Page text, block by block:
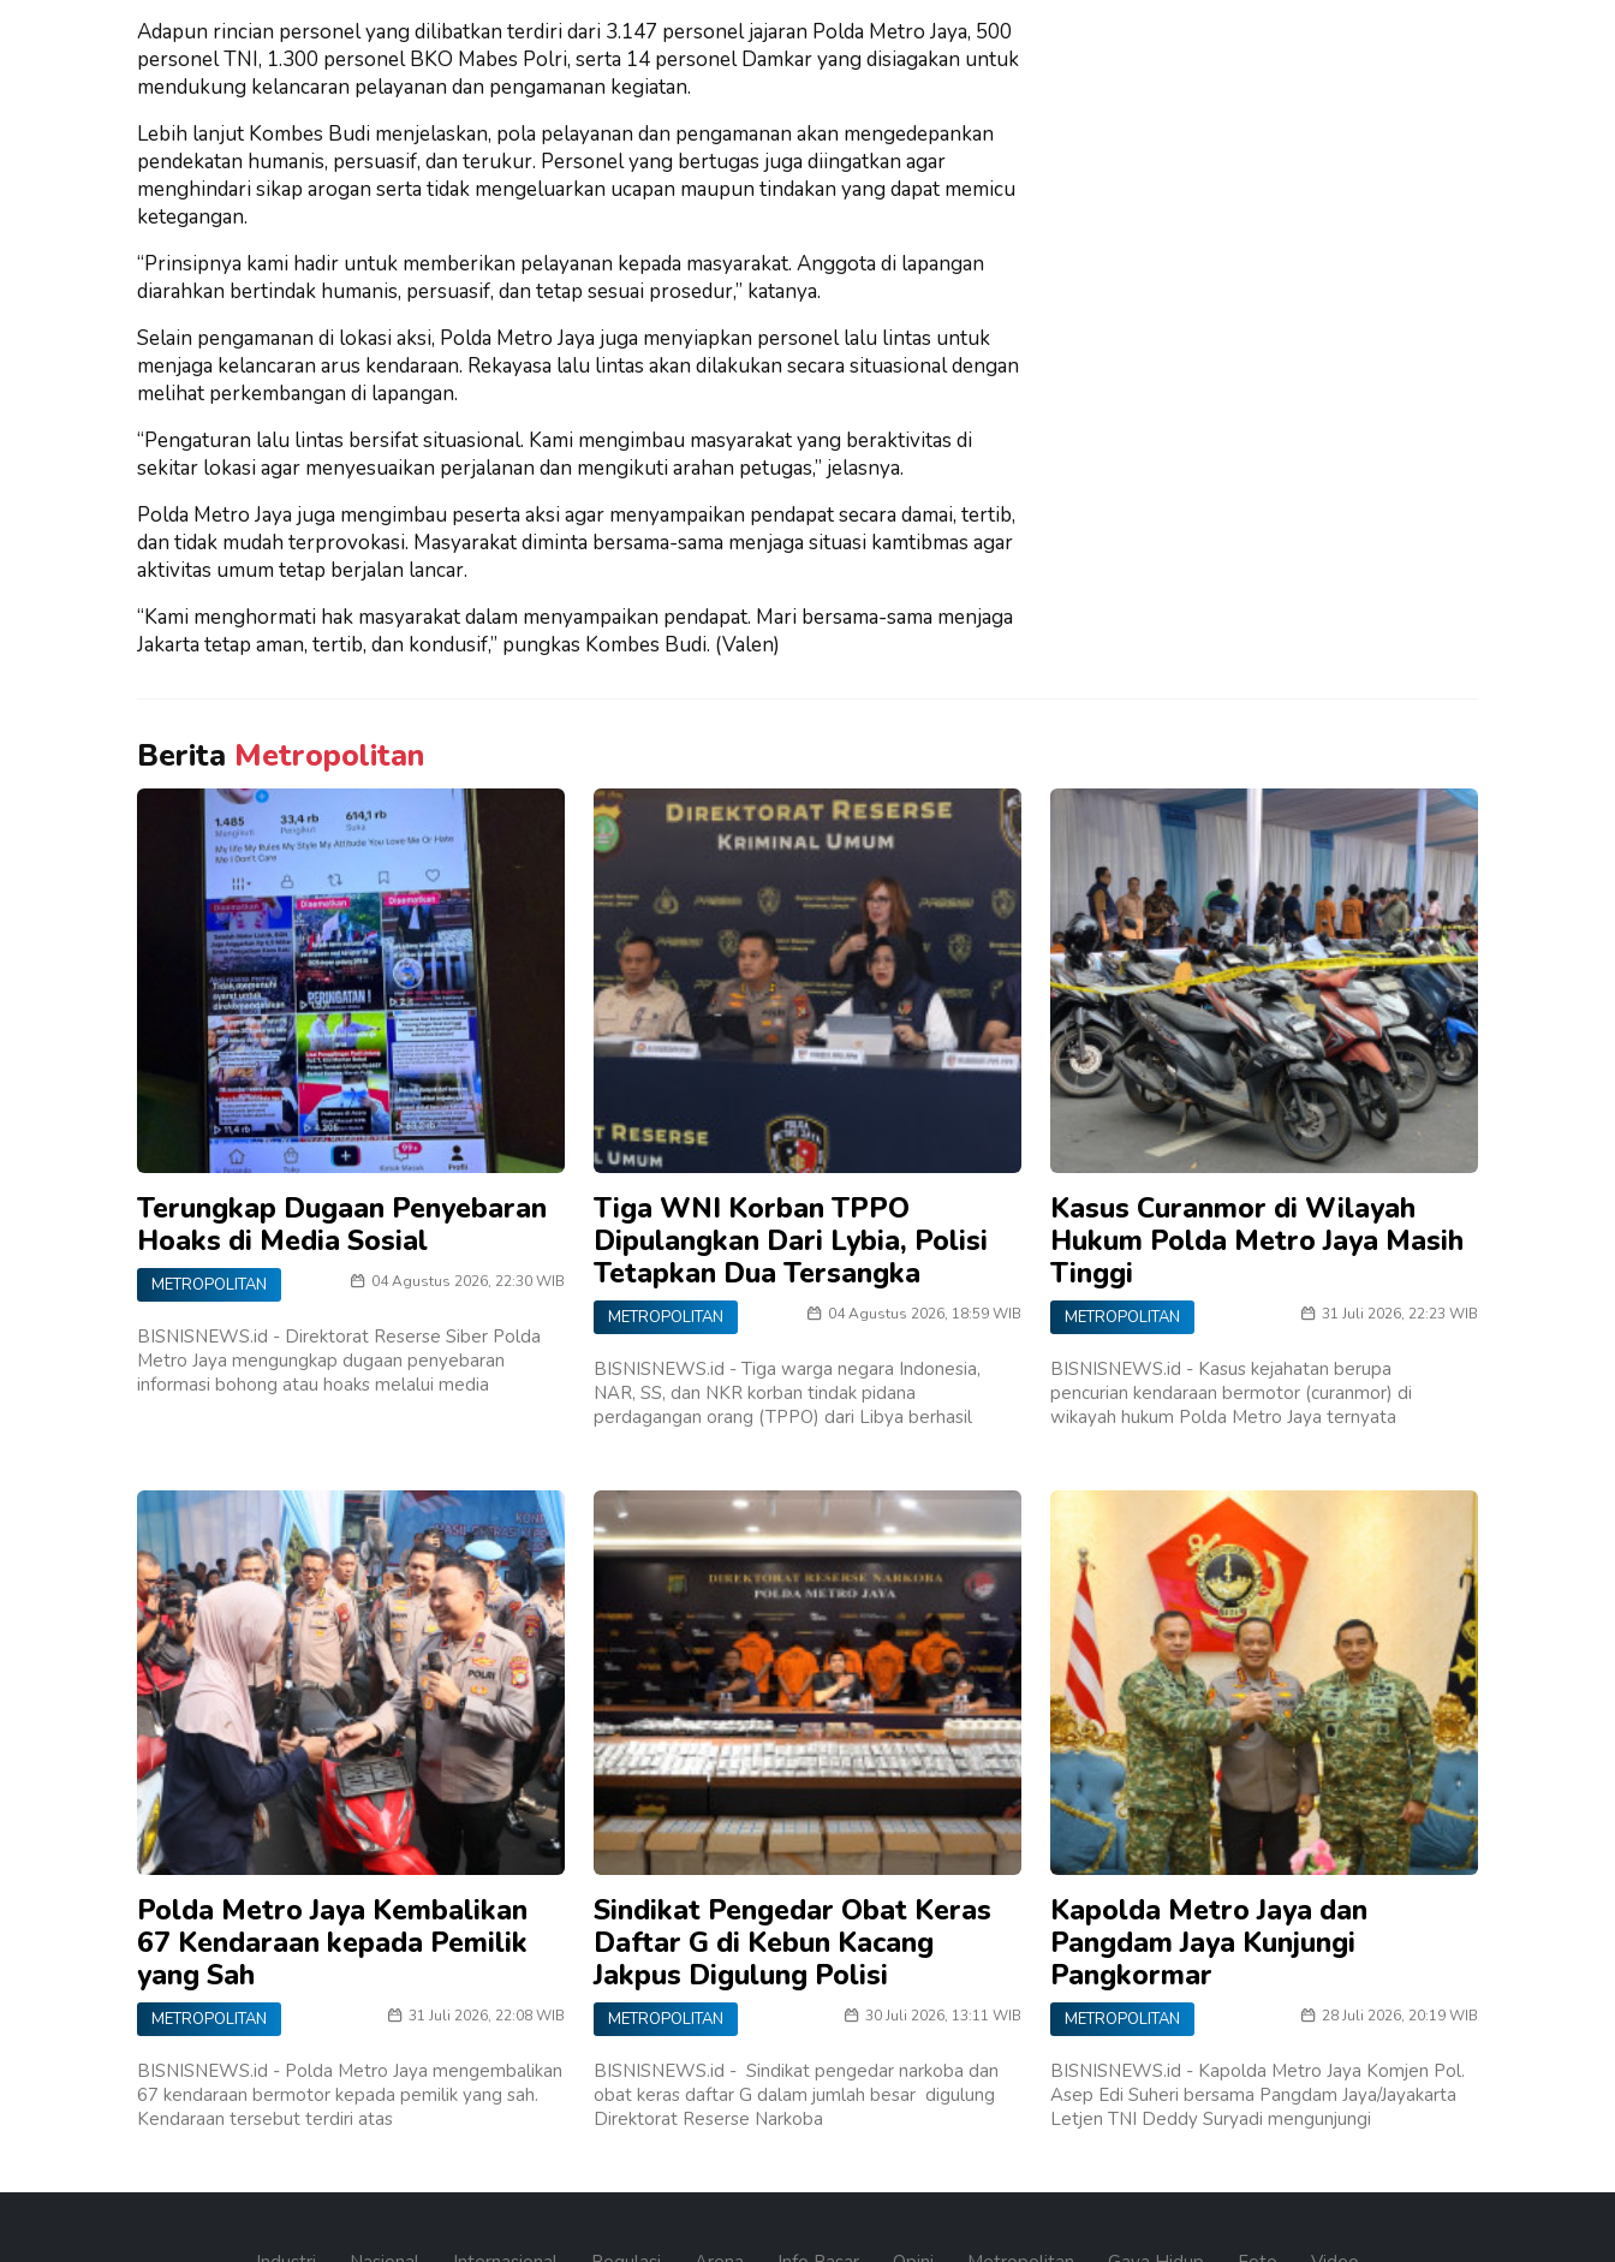
Adapun rincian personel yang dilibatkan terdiri dari 3.147 personel jajaran Polda Metro Jaya, 500
personel TNI, 1.300 personel BKO Mabes Polri, serta 14 personel Damkar yang disiagakan untuk
mendukung kelancaran pelayanan dan pengamanan kegiatan.
Lebih lanjut Kombes Budi menjelaskan, pola pelayanan dan pengamanan akan mengedepankan
pendekatan humanis, persuasif, dan terukur. Personel yang bertugas juga diingatkan agar
menghindari sikap arogan serta tidak mengeluarkan ucapan maupun tindakan yang dapat memicu
ketegangan.
“Prinsipnya kami hadir untuk memberikan pelayanan kepada masyarakat. Anggota di lapangan
diarahkan bertindak humanis, persuasif, dan tetap sesuai prosedur,” katanya.
Selain pengamanan di lokasi aksi, Polda Metro Jaya juga menyiapkan personel lalu lintas untuk
menjaga kelancaran arus kendaraan. Rekayasa lalu lintas akan dilakukan secara situasional dengan
melihat perkembangan di lapangan.
“Pengaturan lalu lintas bersifat situasional. Kami mengimbau masyarakat yang beraktivitas di
sekitar lokasi agar menyesuaikan perjalanan dan mengikuti arahan petugas,” jelasnya.
Polda Metro Jaya juga mengimbau peserta aksi agar menyampaikan pendapat secara damai, tertib,
dan tidak mudah terprovokasi. Masyarakat diminta bersama-sama menjaga situasi kamtibmas agar
aktivitas umum tetap berjalan lancar.
“Kami menghormati hak masyarakat dalam menyampaikan pendapat. Mari bersama-sama menjaga
Jakarta tetap aman, tertib, dan kondusif,” pungkas Kombes Budi. (Valen)
Berita Metropolitan
Terungkap Dugaan Penyebaran
Hoaks di Media Sosial
METROPOLITAN 04 Agustus 2026, 22:30 WIB
BISNISNEWS.id - Direktorat Reserse Siber Polda
Metro Jaya mengungkap dugaan penyebaran
informasi bohong atau hoaks melalui media
Tiga WNI Korban TPPO
Dipulangkan Dari Lybia, Polisi
Tetapkan Dua Tersangka
METROPOLITAN 04 Agustus 2026, 18:59 WIB
BISNISNEWS.id - Tiga warga negara Indonesia,
NAR, SS, dan NKR korban tindak pidana
perdagangan orang (TPPO) dari Libya berhasil
Kasus Curanmor di Wilayah
Hukum Polda Metro Jaya Masih
Tinggi
METROPOLITAN 31 Juli 2026, 22:23 WIB
BISNISNEWS.id - Kasus kejahatan berupa
pencurian kendaraan bermotor (curanmor) di
wikayah hukum Polda Metro Jaya ternyata
Polda Metro Jaya Kembalikan
67 Kendaraan kepada Pemilik
yang Sah
METROPOLITAN 31 Juli 2026, 22:08 WIB
BISNISNEWS.id - Polda Metro Jaya mengembalikan
67 kendaraan bermotor kepada pemilik yang sah.
Kendaraan tersebut terdiri atas
Sindikat Pengedar Obat Keras
Daftar G di Kebun Kacang
Jakpus Digulung Polisi
METROPOLITAN 30 Juli 2026, 13:11 WIB
BISNISNEWS.id - Sindikat pengedar narkoba dan
obat keras daftar G dalam jumlah besar digulung
Direktorat Reserse Narkoba
Kapolda Metro Jaya dan
Pangdam Jaya Kunjungi
Pangkormar
METROPOLITAN 28 Juli 2026, 20:19 WIB
BISNISNEWS.id - Kapolda Metro Jaya Komjen Pol.
Asep Edi Suheri bersama Pangdam Jaya/Jayakarta
Letjen TNI Deddy Suryadi mengunjungi